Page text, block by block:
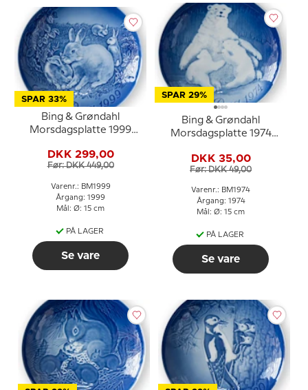
SPAR 33%
Bing & Grøndahl
Morsdagsplatte 1999
DKK 299,00
Før: DKK 449,00
Varenr.: BM1999
Årgang: 1999
Mål: Ø: 15 cm
PÅ LAGER
Se vare
SPAR 29%
Bing & Grøndahl
Morsdagsplatte 1974
DKK 35,00
Før: DKK 49,00
Varenr.: BM1974
Årgang: 1974
Mål: Ø: 15 cm
PÅ LAGER
Se vare